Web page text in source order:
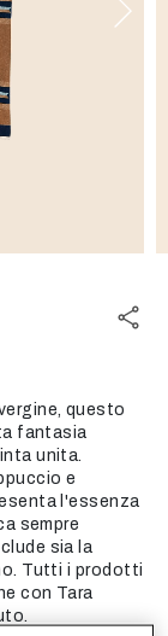
questo
fantasia
unita.
e
l'essenza
sempre
sia la
Tutti i prodotti
con Tara